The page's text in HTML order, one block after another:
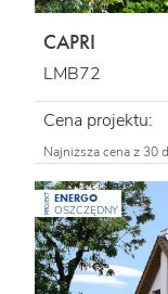
CAPRI
LMB72
Cena projektu:
Najniższa cena z 30
PROJEKT ENERGO
OSZCZĘDNY